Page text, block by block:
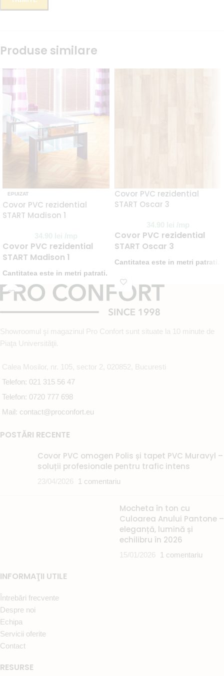
Produse similare
EPUIZAT
Covor PVC rezidential
START Madison 1
Covor PVC rezidential
START Madison 1
Cantitatea este in metri patrati.
PVC-ul este la latime de 2 m.
metri patrati.
Covor PVC rezidential
START Oscar 3
Covor PVC rezidential
START Oscar 3
Cantitatea este in metri patrati.
PVC-ul este la latime de 1.5 m.
Comanda minima este de 1.5
Select
options
Showroomul şi magazinul Pro Confort sunt situate la 10 minute de
Piaţa Universităţii.
Calea Mosilor, nr. 105, sector 2, 020852, Bucuresti
Telefon: 021 315 56 47
Telefon: 0720 777 698
Mail: contact@proconfort.eu
POSTĂRI RECENTE
Covor PVC omogen Polis și tapet PVC Muravyl –
soluții profesionale pentru trafic intens
23/04/2026 1 comentariu
Mocheta în ton cu
Culoarea Anului Pantone –
eleganță, lumină și
echilibru în 2026
15/01/2026 1 comentariu
INFORMAŢII UTILE
Întrebări frecvente
Despre noi
Echipa
Servicii oferite
Contact
RESURSE